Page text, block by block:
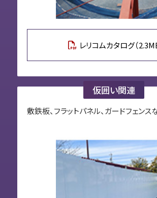
レリコムカタログ（
仮囲い関連
敷鉄板、フラットパネル、ガードフェンス